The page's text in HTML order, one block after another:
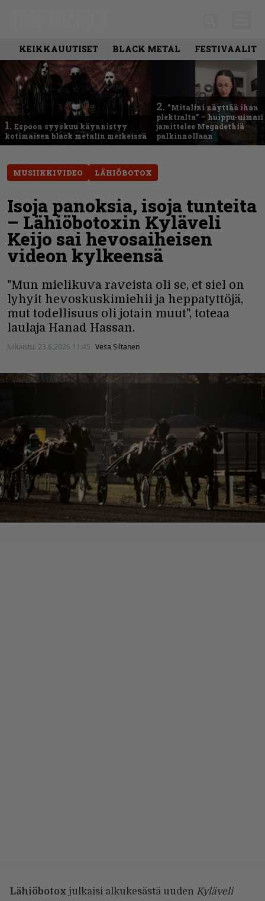
KEIKKAUUTISET BLACK METAL FESTIVAALIT
1. Espoon syyskuu käynnistyy
kotimaisen black metalin merkeissä
2. ”Mitalini näyttää ihan
plektralta” – huippu-uimari
jamittelee Megadethiä
palkinnollaan
MUSIIKKIVIDEO LÄHIÖBOTOX
Isoja panoksia, isoja tunteita
– Lähiöbotoxin Kyläveli
Keijo sai hevosaiheisen
videon kylkeensä
"Mun mielikuva raveista oli se, et siel on
lyhyit hevoskuskimiehii ja heppatyttöjä,
mut todellisuus oli jotain muut", toteaa
laulaja Hanad Hassan.
Julkaistu: 23.6.2026 11:45 Vesa Siltanen
Lähiöbotox julkaisi alkukesästä uuden Kyläveli